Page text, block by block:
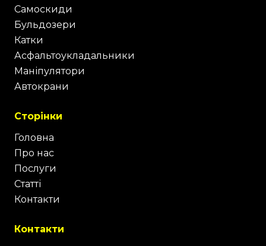
Самоскиди
Бульдозери
Катки
Асфальтоукладальники
Маніпулятори
Автокрани
Сторінки
Головна
Про нас
Послуги
Статті
Контакти
Контакти